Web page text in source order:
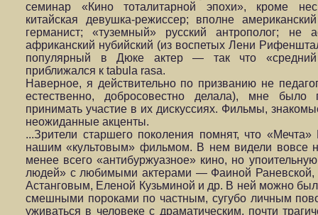
семинар «Кино тоталитарной эпохи», кроме
китайская девушка-режиссер; вполне
германист; «туземный» русский антрополог; не
африканский нубийский (из воспетых Лени
популярный в Дюке актер — так что «средний
приближался к tabula rasa.
Наверное, я действительно по призванию не
естественно, добросовестно делала), мне было
принимать участие в их дискуссиях. Фильмы,
неожиданные акценты.
...Зрители старшего поколения помнят, что
нашим «культовым» фильмом. В нем видели вовсе
менее всего «антибуржуазное» кино, но
людей» с любимыми актерами — Фаиной Раневской,
Астанговым, Еленой Кузьминой и др. В ней можно
смешными пороками по частным, сугубо личным
уживаться в человеке с драматическим, почти